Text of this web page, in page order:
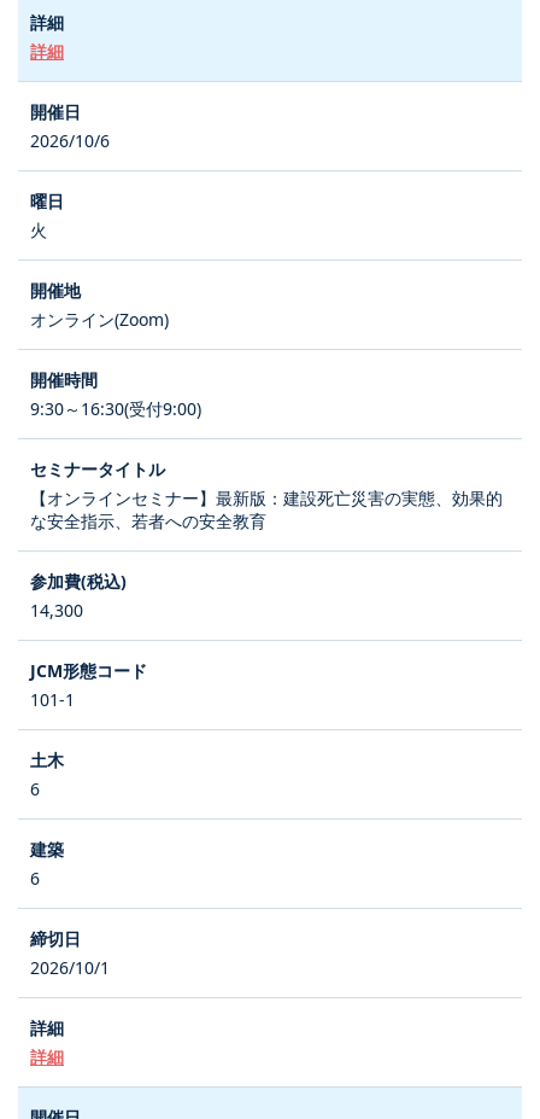
詳細
2026/10/6
火
オンライン(Zoom)
9:30～16:30(受付9:00)
【オンラインセミナー】最新版：建設死亡災害の実態、効果的
な安全指示、若者への安全教育
14,300
101-1
6
6
2026/10/1
詳細